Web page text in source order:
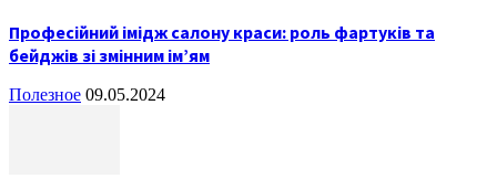
Професійний імідж салону краси: роль фартуків та
бейджів зі змінним ім’ям
Полезное 09.05.2024